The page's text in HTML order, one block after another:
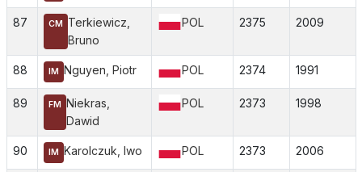
87 CM
Terkiewicz,
Bruno
POL 2375 2009
88 IM Nguyen, Piotr POL 2374 1991
89 FM Niekras,
Dawid
POL 2373 1998
90 IM Karolczuk, Iwo POL 2373 2006